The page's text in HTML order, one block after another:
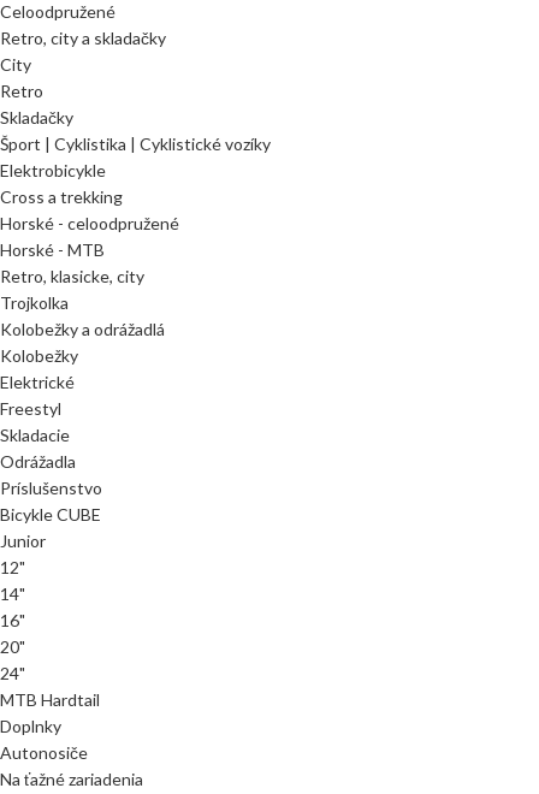
Celoodpružené
Retro, city a skladačky
City
Retro
Skladačky
Šport | Cyklistika | Cyklistické vozíky
Elektrobicykle
Cross a trekking
Horské - celoodpružené
Horské - MTB
Retro, klasicke, city
Trojkolka
Kolobežky a odrážadlá
Kolobežky
Elektrické
Freestyl
Skladacie
Odrážadla
Príslušenstvo
Bicykle CUBE
Junior
12"
14"
16"
20"
24"
MTB Hardtail
Doplnky
Autonosiče
Na ťažné zariadenia